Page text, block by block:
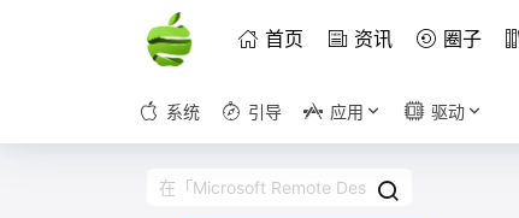
首页 资讯 圈子
系统 引导 应用 驱动